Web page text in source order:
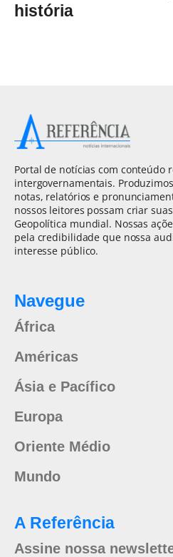
história
Portal de notícias com conteúdo
intergovernamentais.
notas, relatórios e
nossos leitores possam criar
Geopolítica mundial. Nossas
pela credibilidade que nossa
interesse público.
Navegue
África
Américas
Ásia e Pacífico
Europa
Oriente Médio
Mundo
A Referência
Assine nossa